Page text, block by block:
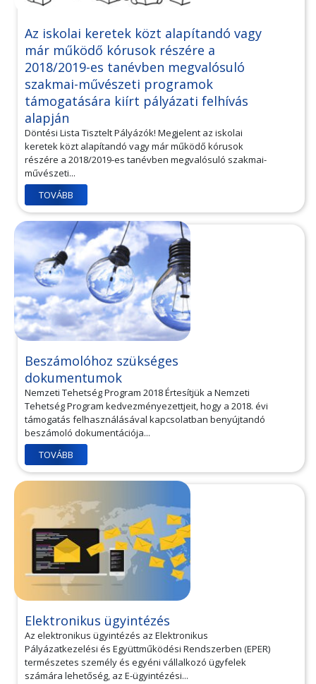
Az iskolai keretek közt alapítandó vagy
már működő kórusok részére a
2018/2019-es tanévben megvalósuló
szakmai-művészeti programok
támogatására kiírt pályázati felhívás
alapján
Döntési Lista Tisztelt Pályázók! Megjelent az iskolai
keretek közt alapítandó vagy már működő kórusok
részére a 2018/2019-es tanévben megvalósuló szakmai-
művészeti...
TOVÁBB
Beszámolóhoz szükséges
dokumentumok
Nemzeti Tehetség Program 2018 Értesítjük a Nemzeti
Tehetség Program kedvezményezettjeit, hogy a 2018. évi
támogatás felhasználásával kapcsolatban benyújtandó
beszámoló dokumentációja...
TOVÁBB
Elektronikus ügyintézés
Az elektronikus ügyintézés az Elektronikus
Pályázatkezelési és Együttműködési Rendszerben (EPER)
természetes személy és egyéni vállalkozó ügyfelek
számára lehetőség, az E-ügyintézési...